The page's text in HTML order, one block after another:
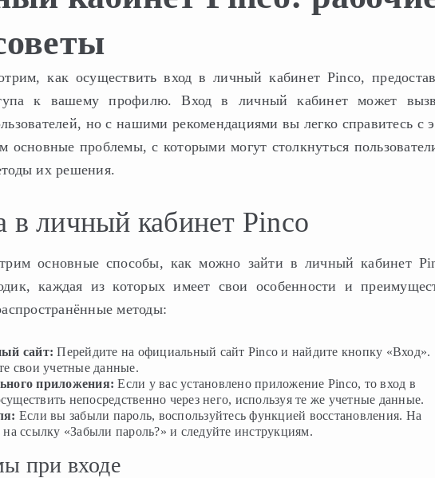
как осуществить вход в личный кабинет Pinco,
к вашему профилю. Вход в личный кабинет может
но с нашими рекомендациями вы легко справитесь с
основные проблемы, с которыми могут столкнуться
их решения.
в личный кабинет Pinco
основные способы, как можно зайти в личный кабинет
каждая из которых имеет свои особенности и
методы:
сайт: Перейдите на официальный сайт Pinco и найдите кнопку «Вход».
свои учетные данные.
приложения: Если у вас установлено приложение Pinco, то вход в
непосредственно через него, используя те же учетные данные.
Если вы забыли пароль, воспользуйтесь функцией восстановления. На
ссылку «Забыли пароль?» и следуйте инструкциям.
при входе